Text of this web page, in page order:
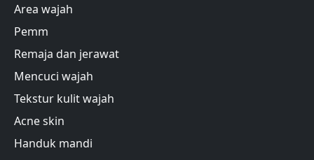
Area wajah
Pemm
Remaja dan jerawat
Mencuci wajah
Tekstur kulit wajah
Acne skin
Handuk mandi